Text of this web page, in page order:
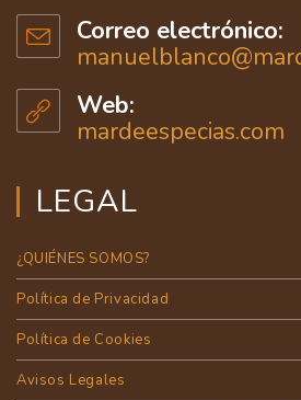
Correo electrónico:
Web:
mardeespecias.com
LEGAL
¿QUIÉNES SOMOS?
Política de Privacidad
Política de Cookies
Avisos Legales